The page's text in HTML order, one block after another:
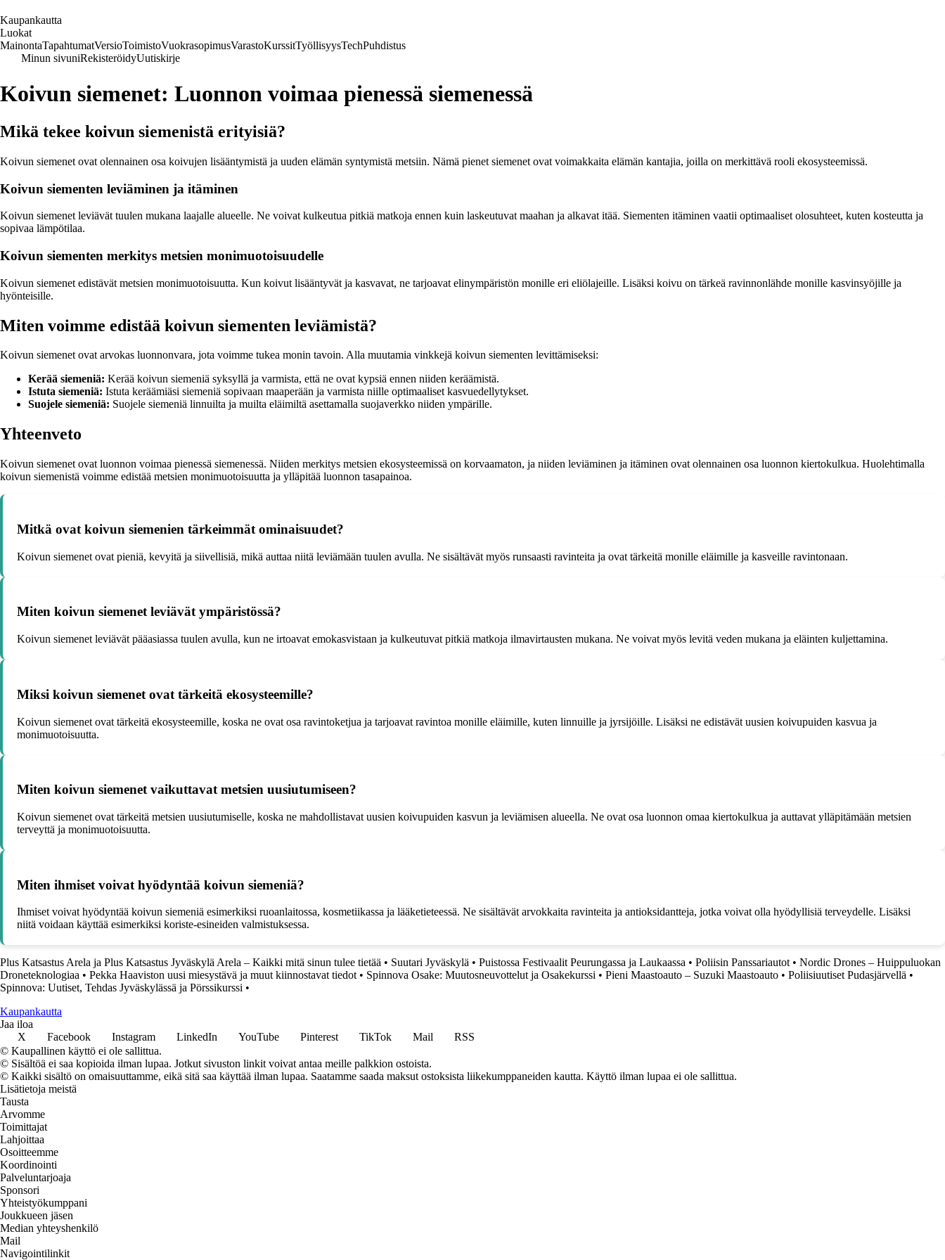
Kaupankautta
Luokat
MainontaTapahtumatVersioToimistoVuokrasopimusVarastoKurssitTyöllisyysTechPuhdistus
Minun sivuniRekisteröidyUutiskirje
Koivun siemenet: Luonnon voimaa pienessä siemenessä
Mikä tekee koivun siemenistä erityisiä?
Koivun siemenet ovat olennainen osa koivujen lisääntymistä ja uuden elämän syntymistä metsiin. Nämä pienet siemenet ovat voimakkaita elämän kantajia, joilla on merkittävä rooli ekosysteemissä.
Koivun siementen leviäminen ja itäminen
Koivun siemenet leviävät tuulen mukana laajalle alueelle. Ne voivat kulkeutua pitkiä matkoja ennen kuin laskeutuvat maahan ja alkavat itää. Siementen itäminen vaatii optimaaliset olosuhteet, kuten kosteutta ja
sopivaa lämpötilaa.
Koivun siementen merkitys metsien monimuotoisuudelle
Koivun siemenet edistävät metsien monimuotoisuutta. Kun koivut lisääntyvät ja kasvavat, ne tarjoavat elinympäristön monille eri eliölajeille. Lisäksi koivu on tärkeä ravinnonlähde monille kasvinsyöjille ja
hyönteisille.
Miten voimme edistää koivun siementen leviämistä?
Koivun siemenet ovat arvokas luonnonvara, jota voimme tukea monin tavoin. Alla muutamia vinkkejä koivun siementen levittämiseksi:
Kerää siemeniä: Kerää koivun siemeniä syksyllä ja varmista, että ne ovat kypsiä ennen niiden keräämistä.
Istuta siemeniä: Istuta keräämiäsi siemeniä sopivaan maaperään ja varmista niille optimaaliset kasvuedellytykset.
Suojele siemeniä: Suojele siemeniä linnuilta ja muilta eläimiltä asettamalla suojaverkko niiden ympärille.
Yhteenveto
Koivun siemenet ovat luonnon voimaa pienessä siemenessä. Niiden merkitys metsien ekosysteemissä on korvaamaton, ja niiden leviäminen ja itäminen ovat olennainen osa luonnon kiertokulkua. Huolehtimalla
koivun siemenistä voimme edistää metsien monimuotoisuutta ja ylläpitää luonnon tasapainoa.
Mitkä ovat koivun siemenien tärkeimmät ominaisuudet?
Koivun siemenet ovat pieniä, kevyitä ja siivellisiä, mikä auttaa niitä leviämään tuulen avulla. Ne sisältävät myös runsaasti ravinteita ja ovat tärkeitä monille eläimille ja kasveille ravintonaan.
Miten koivun siemenet leviävät ympäristössä?
Koivun siemenet leviävät pääasiassa tuulen avulla, kun ne irtoavat emokasvistaan ja kulkeutuvat pitkiä matkoja ilmavirtausten mukana. Ne voivat myös levitä veden mukana ja eläinten kuljettamina.
Miksi koivun siemenet ovat tärkeitä ekosysteemille?
Koivun siemenet ovat tärkeitä ekosysteemille, koska ne ovat osa ravintoketjua ja tarjoavat ravintoa monille eläimille, kuten linnuille ja jyrsijöille. Lisäksi ne edistävät uusien koivupuiden kasvua ja
monimuotoisuutta.
Miten koivun siemenet vaikuttavat metsien uusiutumiseen?
Koivun siemenet ovat tärkeitä metsien uusiutumiselle, koska ne mahdollistavat uusien koivupuiden kasvun ja leviämisen alueella. Ne ovat osa luonnon omaa kiertokulkua ja auttavat ylläpitämään metsien
terveyttä ja monimuotoisuutta.
Miten ihmiset voivat hyödyntää koivun siemeniä?
Ihmiset voivat hyödyntää koivun siemeniä esimerkiksi ruoanlaitossa, kosmetiikassa ja lääketieteessä. Ne sisältävät arvokkaita ravinteita ja antioksidantteja, jotka voivat olla hyödyllisiä terveydelle. Lisäksi
niitä voidaan käyttää esimerkiksi koriste-esineiden valmistuksessa.
Plus Katsastus Arela ja Plus Katsastus Jyväskylä Arela – Kaikki mitä sinun tulee tietää • Suutari Jyväskylä • Puistossa Festivaalit Peurungassa ja Laukaassa • Poliisin Panssariautot• Nordic Drones – Huippuluokan
Droneteknologiaa • Pekka Haaviston uusi miesystävä ja muut kiinnostavat tiedot• Spinnova Osake: Muutosneuvottelut ja Osakekurssi • Pieni Maastoauto – Suzuki Maastoauto • Poliisiuutiset Pudasjärvellä •
Spinnova: Uutiset, Tehdas Jyväskylässä ja Pörssikurssi •
Kaupankautta
Jaa iloa
X
Facebook Instagram LinkedIn YouTube Pinterest TikTok Mail
RSS
© Kaupallinen käyttö ei ole sallittua.
© Sisältöä ei saa kopioida ilman lupaa. Jotkut sivuston linkit voivat antaa meille palkkion ostoista.
© Kaikki sisältö on omaisuuttamme, eikä sitä saa käyttää ilman lupaa. Saatamme saada maksut ostoksista liikekumppaneiden kautta. Käyttö ilman lupaa ei ole sallittua.
Lisätietoja meistä
Tausta
Arvomme
Toimittajat
Lahjoittaa
Osoitteemme
Koordinointi
Palveluntarjoaja
Sponsori
Yhteistyökumppani
Joukkueen jäsen
Median yhteyshenkilö
Mail
Navigointilinkit